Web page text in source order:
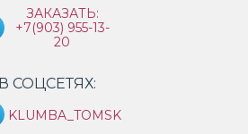
ЗАКАЗАТЬ:
+7(903) 955-13-
20
В СОЦСЕТЯХ:
KLUMBA_TOMSK